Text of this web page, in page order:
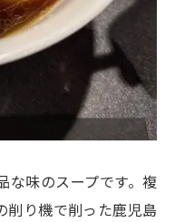
な味のスープです。複
削り機で削った鹿児島